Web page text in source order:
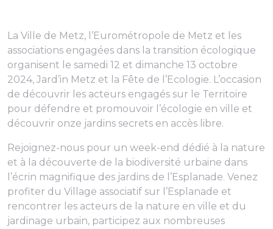
La Ville de Metz, l’Eurométropole de Metz et les
associations engagées dans la transition écologique
organisent le samedi 12 et dimanche 13 octobre
2024, Jard’in Metz et la Fête de l’Ecologie. L’occasion
de découvrir les acteurs engagés sur le Territoire
pour défendre et promouvoir l’écologie en ville et
découvrir onze jardins secrets en accès libre.
Rejoignez-nous pour un week-end dédié à la nature
et à la découverte de la biodiversité urbaine dans
l’écrin magnifique des jardins de l’Esplanade. Venez
profiter du Village associatif sur l’Esplanade et
rencontrer les acteurs de la nature en ville et du
jardinage urbain, participez aux nombreuses